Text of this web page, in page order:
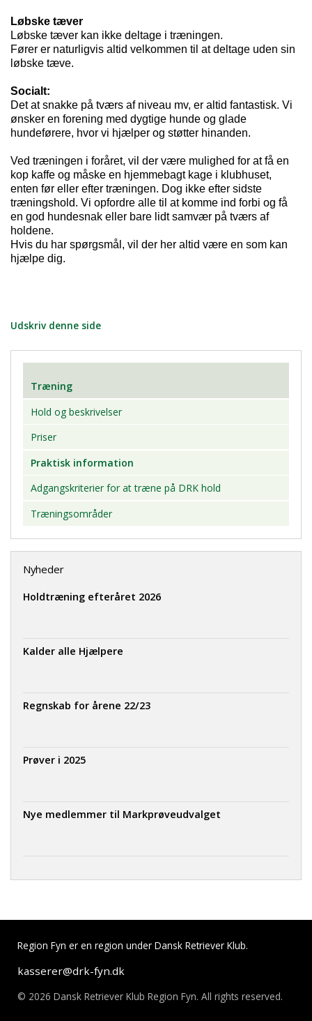
Løbske tæver
Løbske tæver kan ikke deltage i træningen.
Fører er naturligvis altid velkommen til at deltage uden sin
løbske tæve.
Socialt:
Det at snakke på tværs af niveau mv, er altid fantastisk. Vi
ønsker en forening med dygtige hunde og glade
hundeførere, hvor vi hjælper og støtter hinanden.
Ved træningen i foråret, vil der være mulighed for at få en
kop kaffe og måske en hjemmebagt kage i klubhuset,
enten før eller efter træningen. Dog ikke efter sidste
træningshold. Vi opfordre alle til at komme ind forbi og få
en god hundesnak eller bare lidt samvær på tværs af
holdene.
Hvis du har spørgsmål, vil der her altid være en som kan
hjælpe dig.
Udskriv denne side
Træning
Hold og beskrivelser
Priser
Praktisk information
Adgangskriterier for at træne på DRK hold
Træningsområder
Nyheder
Holdtræning efteråret 2026
Kalder alle Hjælpere
Regnskab for årene 22/23
Prøver i 2025
Nye medlemmer til Markprøveudvalget
Region Fyn er en region under Dansk Retriever Klub.
kasserer@drk-fyn.dk
© 2026 Dansk Retriever Klub Region Fyn. All rights reserved.